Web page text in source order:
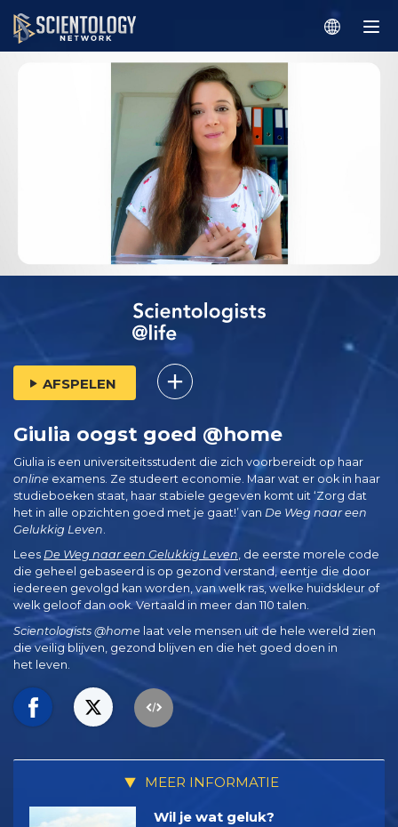
AFSPELEN
Giulia oogst goed @home
Giulia is een universiteitsstudent die zich voorbereidt op haar
online examens. Ze studeert economie. Maar wat er ook in haar
studieboeken staat, haar stabiele gegeven komt uit ‘Zorg dat
het in alle opzichten goed met je gaat!’ van De Weg naar een
Gelukkig Leven
Lees De Weg naar een Gelukkig Leven, de eerste morele code
die geheel gebaseerd is op gezond verstand, eentje die door
iedereen gevolgd kan worden, van welk ras, welke huidskleur of
welk geloof dan ook. Vertaald in meer dan 110 talen.
Scientologists @home laat vele mensen uit de hele wereld zien
die veilig blijven, gezond blijven en die het goed doen in
het leven.
MEER INFORMATIE
Wil je wat geluk?